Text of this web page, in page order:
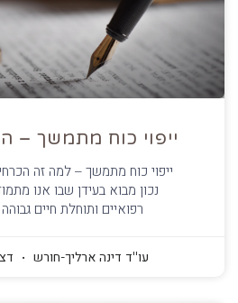
ייפוי כוח מתמשך –
ייפוי כוח מתמשך – למה זה
נכון מבוא בעידן שבו אנו
רפואיים ותוחלת חיים
עו''ד דינה ארליך-חורש